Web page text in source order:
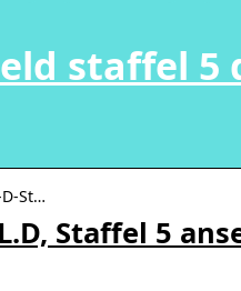
staffel 5
St…
Staffel 5